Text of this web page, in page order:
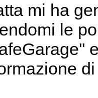
mi ha
le